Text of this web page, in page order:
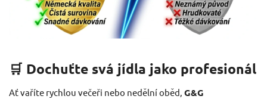
🛒 Dochuťte svá jídla jako profesionál
Ať vaříte rychlou večeři nebo nedělní oběd, G&G